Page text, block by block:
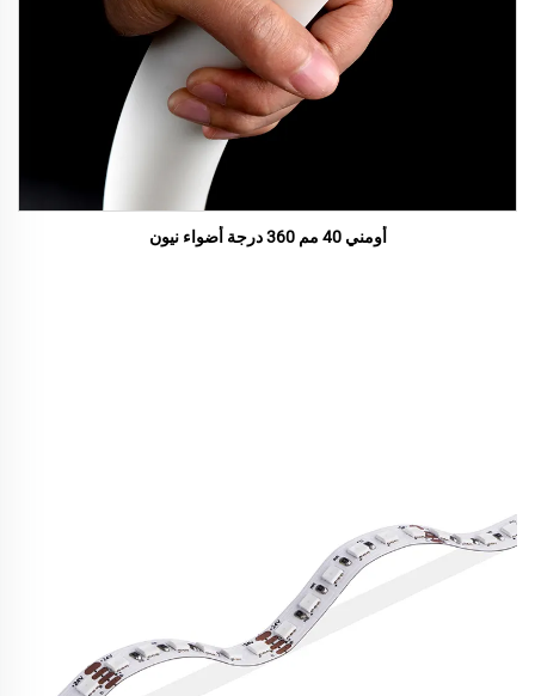
أومني 40 مم 360 درجة أضواء نيون